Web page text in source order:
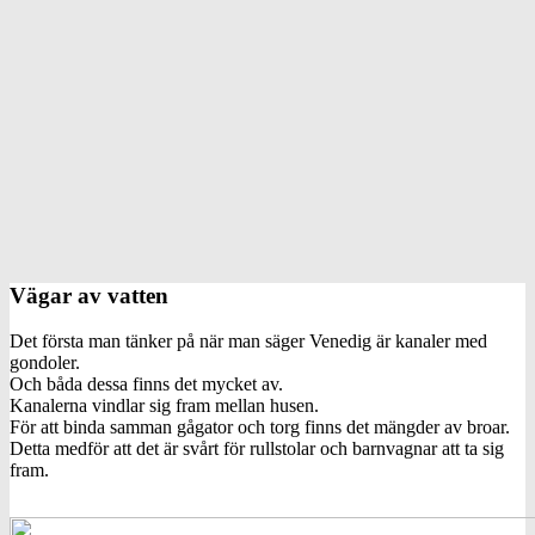
Vägar av vatten
Det första man tänker på när man säger Venedig är kanaler med
gondoler.
Och båda dessa finns det mycket av.
Kanalerna vindlar sig fram mellan husen.
För att binda samman gågator och torg finns det mängder av broar.
Detta medför att det är svårt för rullstolar och barnvagnar att ta sig
fram.